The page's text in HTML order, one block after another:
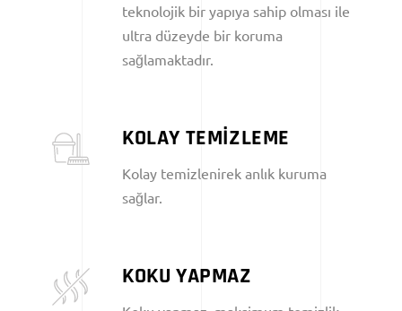
teknolojik bir yapıya sahip olması ile
ultra düzeyde bir koruma
sağlamaktadır.
KOLAY TEMİZLEME
Kolay temizlenirek anlık kuruma
sağlar.
KOKU YAPMAZ